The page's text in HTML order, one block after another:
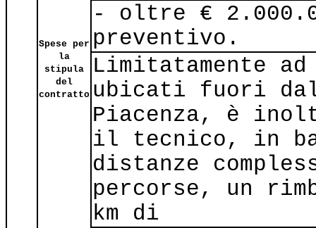
Spese per
la
stipula
del
contratto
- oltre €
preventivo.
Limitatamente
ubicati fuori
Piacenza, è
il tecnico, in
distanze
percorse, un
km di